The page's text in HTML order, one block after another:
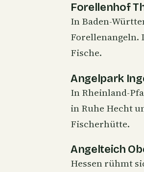
Forellenhof
In Baden-
Forellenangeln.
Fische.
Angelpark
In Rheinland-
in Ruhe Hecht
Fischerhütte.
Angelteich
Hessen rühmt